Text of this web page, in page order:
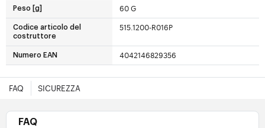
Peso [g] 60 G
Codice articolo del
costruttore
515.1200-R016P
Numero EAN 4042146829356
FAQ SICUREZZA
FAQ